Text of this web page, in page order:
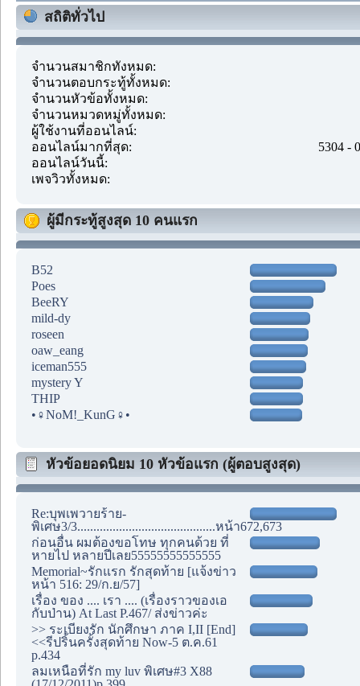
สถิติทั่วไป
จำนวนสมาชิกทั้งหมด:
จำนวนตอบกระทู้ทั้งหมด:
จำนวนหัวข้อทั้งหมด:
จำนวนหมวดหมู่ทั้งหมด:
ผู้ใช้งานที่ออนไลน์:
ออนไลน์มากที่สุด:
5304 -
ออนไลน์วันนี้:
เพจวิวทั้งหมด:
ผู้มีกระทู้สูงสุด 10 คนแรก
B52
Poes
BeeRY
mild-dy
roseen
oaw_eang
iceman555
mystery Y
THIP
•♀NoM!_KunG♀•
หัวข้อยอดนิยม 10 หัวข้อแรก (ผู้ตอบสูงสุด)
Re:บุพเพวายร้าย-
พิเศษ3/3...........................................หน้า672,673
ก่อนอื่น ผมต้องขอโทษ ทุกคนด้วย ที่
หายไป หลายปีเลย55555555555555
Memorial~รักแรก รักสุดท้าย [แจ้งข่าว
หน้า 516: 29/ก.ย/57]
เรื่อง ของ .... เรา .... (เรื่องราวของเอ
กับป่าน) At Last P.467/ ส่งข่าวค่ะ
>> ระเบียงรัก นักศึกษา ภาค I,II [End]
<<รีปริ้นครั้งสุดท้าย Now-5 ต.ค.61
p.434
ลมเหนือที่รัก my luv พิเศษ#3 X88